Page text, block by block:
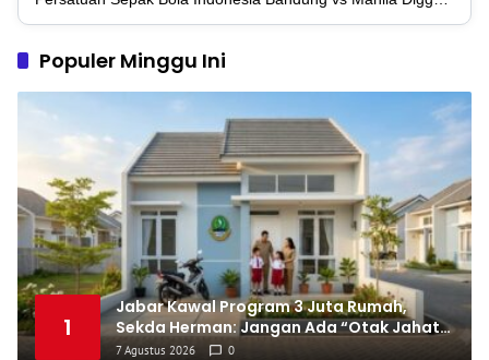
1
4
1
6
34
Semen Padang FC 34 5 5 24
8
Persatuan Sepak Bola Biak Sekitarnya 18
Populer Minggu Ini
1
Jabar Kawal Program 3 Juta Rumah,
Sekda Herman: Jangan Ada “Otak Jahat”
yang Main-main
7 Agustus 2026 0